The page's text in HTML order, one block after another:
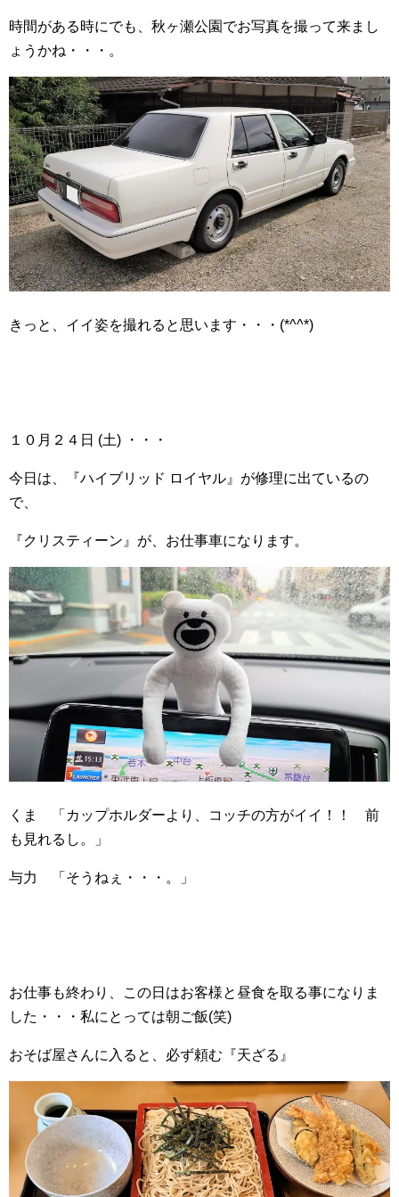
時間がある時にでも、秋ヶ瀬公園でお写真を撮って来まし
ょうかね・・・。
きっと、イイ姿を撮れると思います・・・(*^^*)
１０月２４日 (土) ・・・
今日は、『ハイブリッド ロイヤル』が修理に出ているの
で、
『クリスティーン』が、お仕事車になります。
くま 「カップホルダーより、コッチの方がイイ！！ 前
も見れるし。」
与力 「そうねぇ・・・。」
お仕事も終わり、この日はお客様と昼食を取る事になりま
した・・・私にとっては朝ご飯(笑)
おそば屋さんに入ると、必ず頼む『天ざる』